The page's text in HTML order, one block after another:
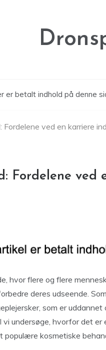
er betalt indhold på denne
ved en karriere
Fordelene ved
hvor flere og flere
deres udseende.
som er uddannet
undersøge, hvorfor det
populære kosmetiske